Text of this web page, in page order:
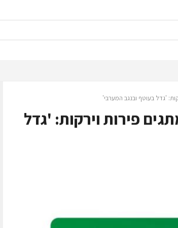
'גדל בעוטף ובנגב המערבי'
פירות וירקות: 'גדל